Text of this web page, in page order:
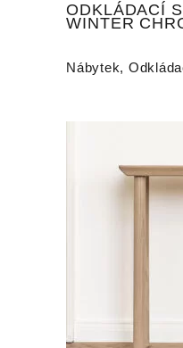
ODKLÁDACÍ
WINTER
Nábytek,